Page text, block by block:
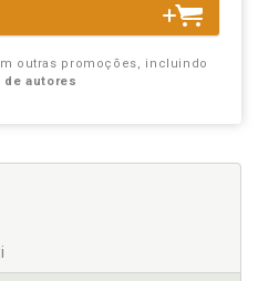
outras promoções, incluindo
de autores